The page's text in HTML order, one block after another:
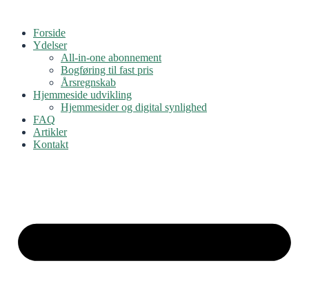
Forside
Ydelser
All-in-one abonnement
Bogføring til fast pris
Årsregnskab
Hjemmeside udvikling
Hjemmesider og digital synlighed
FAQ
Artikler
Kontakt